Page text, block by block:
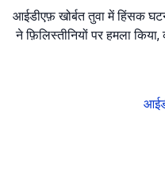
आईडीएफ़ खोर्बत तुवा में हिंसक
ने फ़िलिस्तीनियों पर हमला